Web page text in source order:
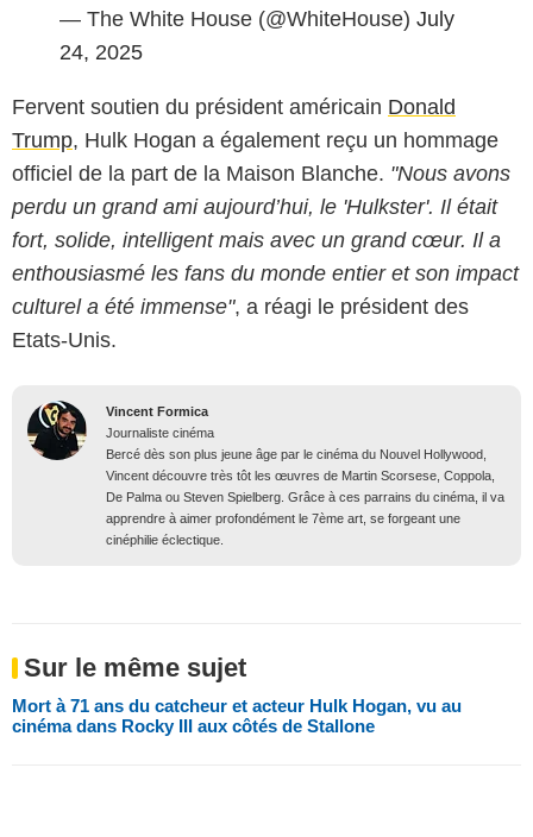
— The White House (@WhiteHouse) July
24, 2025
Fervent soutien du président américain Donald
Trump, Hulk Hogan a également reçu un hommage
officiel de la part de la Maison Blanche. "Nous avons
perdu un grand ami aujourd’hui, le 'Hulkster'. Il était
fort, solide, intelligent mais avec un grand cœur. Il a
enthousiasmé les fans du monde entier et son impact
culturel a été immense", a réagi le président des
Etats-Unis.
Vincent Formica
Journaliste cinéma
Bercé dès son plus jeune âge par le cinéma du Nouvel Hollywood,
Vincent découvre très tôt les œuvres de Martin Scorsese, Coppola,
De Palma ou Steven Spielberg. Grâce à ces parrains du cinéma, il va
apprendre à aimer profondément le 7ème art, se forgeant une
cinéphilie éclectique.
Sur le même sujet
Mort à 71 ans du catcheur et acteur Hulk Hogan, vu au
cinéma dans Rocky III aux côtés de Stallone